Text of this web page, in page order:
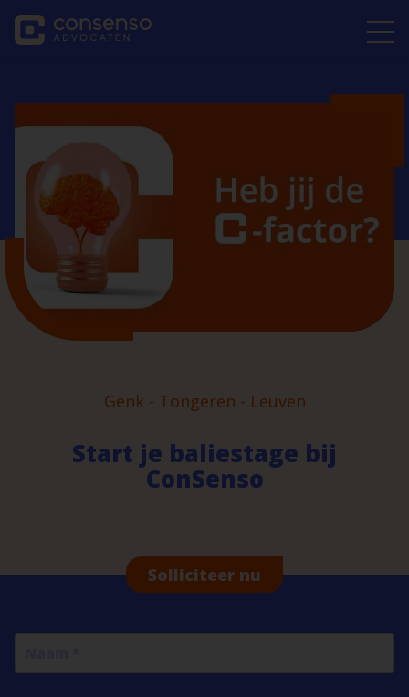
Genk - Tongeren - Leuven
Start je baliestage bij
ConSenso
Solliciteer nu